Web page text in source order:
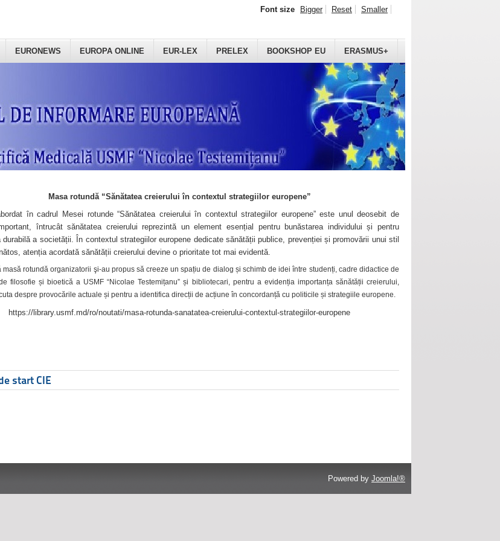
EURONEWS EUROPA ONLINE EUR-LEX PRELEX BOOKSHOP EU ERASMUS+
Font size Bigger Reset Smaller
Masa rotundă “Sănătatea creierului în contextul strategiilor europene”
în cadrul Mesei rotunde “Sănătatea creierului în contextul strategiilor europene” este unul deosebit de
întrucât sănătatea creierului reprezintă un element esențial pentru bunăstarea individului și pentru
durabilă a societății. În contextul strategiilor europene dedicate sănătății publice, prevenției și promovării unui stil
atenția acordată sănătății creierului devine o prioritate tot mai evidentă.
masă rotundă organizatorii şi-au propus să creeze un spațiu de dialog și schimb de idei între studenți, cadre didactice de
filosofie și bioetică a USMF “Nicolae Testemițanu” și bibliotecari, pentru a evidenția importanța sănătății creierului,
despre provocările actuale și pentru a identifica direcții de acțiune în concordanță cu politicile și strategiile europene.
https://library.usmf.md/ro/noutati/masa-rotunda-sanatatea-creierului-contextul-strategiilor-europene
start CIE
Powered by Joomla!®